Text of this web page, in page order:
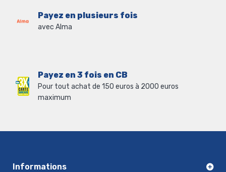
Payez en plusieurs fois
avec Alma
Payez en 3 fois en CB
Pour tout achat de 150 euros à 2000 euros
maximum
Informations